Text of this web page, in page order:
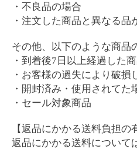
・不良品の場合
・注文した商品と異なる品
その他、以下のような商品
・到着後7日以上経過した
・お客様の過失により破損
・開封済み・使用されてた
・セール対象商品
【返品にかかる送料負担の
返品にかかる送料について